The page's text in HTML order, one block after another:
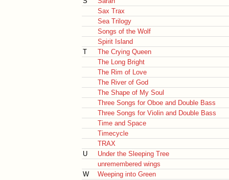
Sax Trax
Sea Trilogy
Songs of the Wolf
Spirit Island
T
The Crying Queen
The Long Bright
The Rim of Love
The River of God
The Shape of My Soul
Three Songs for Oboe and Double Bass
Three Songs for Violin and Double Bass
Time and Space
Timecycle
TRAX
U
Under the Sleeping Tree
unremembered wings
W
Weeping into Green